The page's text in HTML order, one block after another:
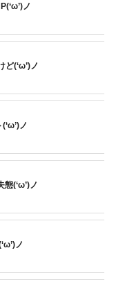
ノ
ど(‘ω’)ノ
ノ
(‘ω’)ノ
ノ